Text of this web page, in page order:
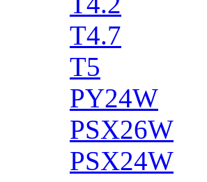
T4.7
T5
PY24W
PSX26W
PSX24W